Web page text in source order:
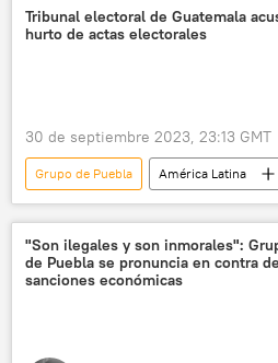
BRICS
política
Cuba
📰 Bloqueo económico contra Cuba
México
Tribunal electoral de Guatemala
hurto de actas electorales
30 de septiembre 2023, 23:13 GMT
Grupo de Puebla
América Latina
Guatemala
Bernardo Arévalo
Movimiento Semilla
Organización de Estados Americanos
"Son ilegales y son inmorales":
de Puebla se pronuncia en contra
sanciones económicas